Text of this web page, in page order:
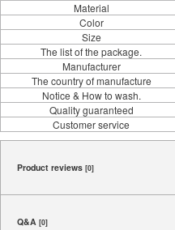
Material
Color
Size
The list of the package.
Manufacturer
The country of manufacture
Notice & How to wash.
Quality guaranteed
Customer service
Product reviews [0]
Q&A [0]